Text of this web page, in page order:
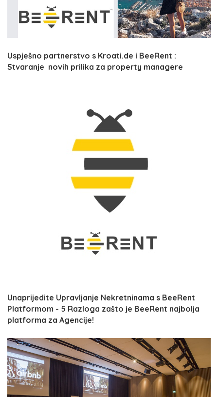
Uspješno partnerstvo s Kroati.de i BeeRent :
Stvaranje novih prilika za property managere
Unaprijedite Upravljanje Nekretninama s BeeRent
Platformom - 5 Razloga zašto je BeeRent najbolja
platforma za Agencije!